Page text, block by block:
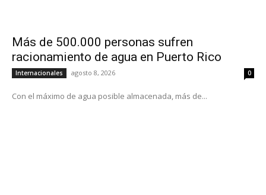
Más de 500.000 personas sufren
racionamiento de agua en Puerto Rico
Internacionales agosto 8, 2026 0
Con el máximo de agua posible almacenada, más de...